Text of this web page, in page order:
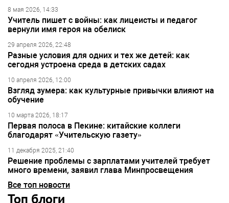
8 мая 2026, 14:33
Учитель пишет с войны: как лицеисты и педагог
вернули имя героя на обелиск
29 апреля 2026, 22:48
Разные условия для одних и тех же детей: как
сегодня устроена среда в детских садах
10 апреля 2026, 12:00
Взгляд зумера: как культурные привычки влияют на
обучение
10 марта 2026, 18:17
Первая полоса в Пекине: китайские коллеги
благодарят «Учительскую газету»
11 декабря 2025, 21:40
Решение проблемы с зарплатами учителей требует
много времени, заявил глава Минпросвещения
Все топ новости
Топ блоги